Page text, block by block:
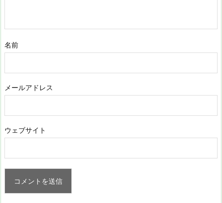
名前
メールアドレス
ウェブサイト